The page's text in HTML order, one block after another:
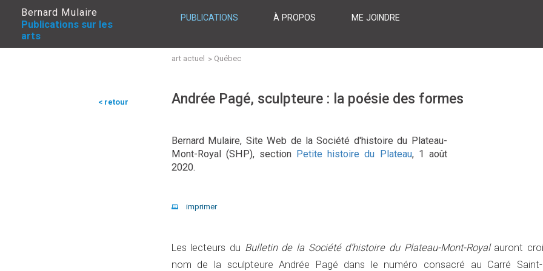
Bernard Mulaire
Publications sur les
arts
PUBLICATIONS À PROPOS ME JOINDRE
< retour
art actuel Québec
Andrée Pagé, sculpteure : la poésie des formes
Bernard Mulaire, Site Web de la Société d'histoire du Plateau-
Mont-Royal (SHP), section Petite histoire du Plateau, 1 août
2020.
imprimer
Les lecteurs du Bulletin de la Société d’histoire du Plateau-Mont-Royalauront
nom de la sculpteure Andrée Pagé dans le numéro consacré au Carré Saint-